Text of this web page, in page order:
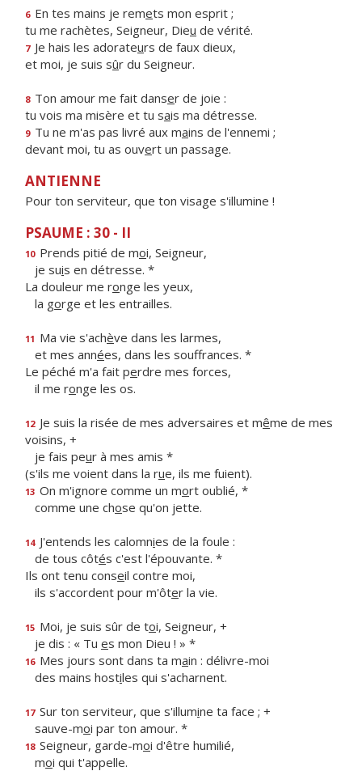
6 En tes mains je remets mon esprit ;
tu me rachètes, Seigneur, Dieu de vérité.
7 Je hais les adorateurs de faux dieux,
et moi, je suis sûr du Seigneur.
8 Ton amour me fait danser de joie :
tu vois ma misère et tu sais ma détresse.
9 Tu ne m'as pas livré aux mains de l'ennemi ;
devant moi, tu as ouvert un passage.
ANTIENNE
Pour ton serviteur, que ton visage s'illumine !
PSAUME : 30 - II
10 Prends pitié de moi, Seigneur,
je suis en détresse. *
La douleur me ronge les yeux,
la gorge et les entrailles.
11 Ma vie s'achève dans les larmes,
et mes années, dans les souffrances. *
Le péché m'a fait perdre mes forces,
il me ronge les os.
12 Je suis la risée de mes adversaires et même de mes
voisins, +
je fais peur à mes amis *
(s'ils me voient dans la rue, ils me fuient).
13 On m'ignore comme un mort oublié, *
comme une chose qu'on jette.
14 J'entends les calomnies de la foule :
de tous côtés c'est l'épouvante. *
Ils ont tenu conseil contre moi,
ils s'accordent pour m'ôter la vie.
15 Moi, je suis sûr de toi, Seigneur, +
je dis : « Tu es mon Dieu ! » *
16 Mes jours sont dans ta main : délivre-moi
des mains hostiles qui s'acharnent.
17 Sur ton serviteur, que s'illumine ta face ; +
sauve-moi par ton amour. *
18 Seigneur, garde-moi d'être humilié,
moi qui t'appelle.